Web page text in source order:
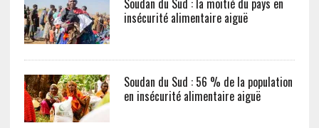
Soudan du Sud : la moitié du pays en
insécurité alimentaire aiguë
Soudan du Sud : 56 % de la population
en insécurité alimentaire aiguë